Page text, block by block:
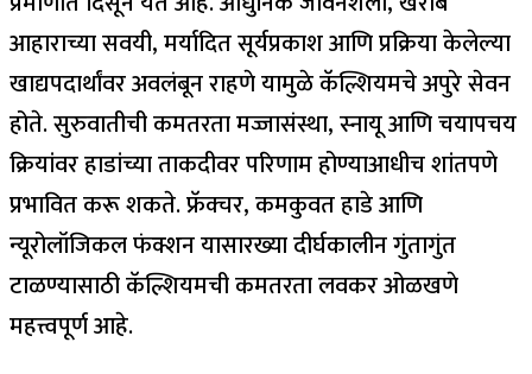
आहाराच्या सवयी, मर्यादित सूर्यप्रकाश आणि प्रक्रिया केलेल्या
खाद्यपदार्थांवर अवलंबून राहणे यामुळे कॅल्शियमचे अपुरे सेवन
होते. सुरुवातीची कमतरता मज्जासंस्था, स्नायू आणि चयापचय
क्रियांवर हाडांच्या ताकदीवर परिणाम होण्याआधीच शांतपणे
प्रभावित करू शकते. फ्रॅक्चर, कमकुवत हाडे आणि
न्यूरोलॉजिकल फंक्शन यासारख्या दीर्घकालीन गुंतागुंत
टाळण्यासाठी कॅल्शियमची कमतरता लवकर ओळखणे
महत्त्वपूर्ण आहे.